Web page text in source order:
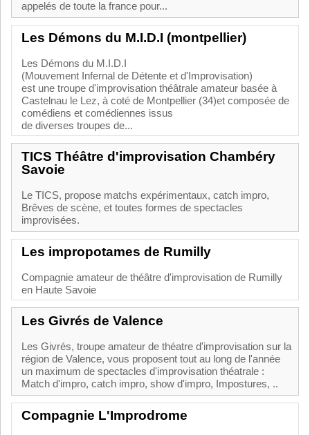
appelés de toute la france pour...
Les Démons du M.I.D.I (montpellier)
Les Démons du M.I.D.I
(Mouvement Infernal de Détente et d'Improvisation)
est une troupe d'improvisation théâtrale amateur basée à
Castelnau le Lez, à coté de Montpellier (34)et composée de
comédiens et comédiennes issus
de diverses troupes de...
TICS Théâtre d'improvisation Chambéry
Savoie
Le TICS, propose matchs expérimentaux, catch impro,
Brêves de scène, et toutes formes de spectacles
improvisées.
Les impropotames de Rumilly
Compagnie amateur de théâtre d'improvisation de Rumilly
en Haute Savoie
Les Givrés de Valence
Les Givrés, troupe amateur de théatre d'improvisation sur la
région de Valence, vous proposent tout au long de l'année
un maximum de spectacles d'improvisation théatrale :
Match d'impro, catch impro, show d'impro, Impostures, ..
Compagnie L'Improdrome